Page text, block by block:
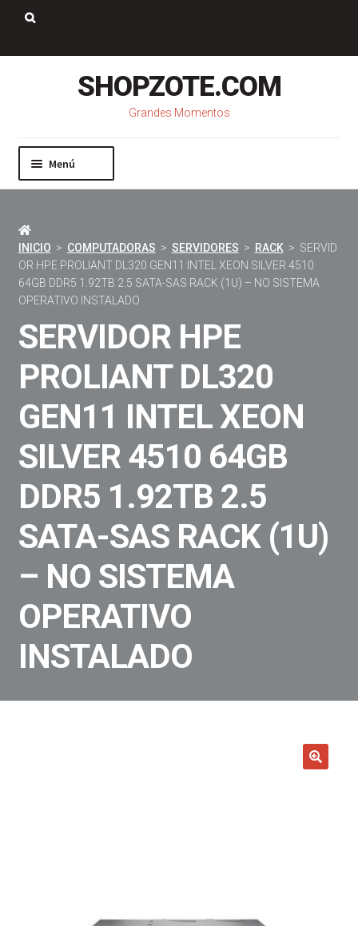
Saltar
navegación
Ir
contenido
SHOPZOTE.COM
Grandes Momentos
Menú
Mi cuenta
Carrito
Pago
Contacto
INICIO > COMPUTADORAS > SERVIDORES > RACK> SERVID
OR HPE PROLIANT DL320 GEN11 INTEL XEON SILVER 4510
64GB DDR5 1.92TB 2.5 SATA-SAS RACK (1U) – NO SISTEMA
OPERATIVO INSTALADO
SERVIDOR HPE
PROLIANT DL320
GEN11 INTEL XEON
SILVER 4510 64GB
DDR5 1.92TB 2.5
SATA-SAS RACK (1U)
– NO SISTEMA
OPERATIVO
INSTALADO